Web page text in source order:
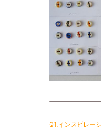
Q1.インスピレー